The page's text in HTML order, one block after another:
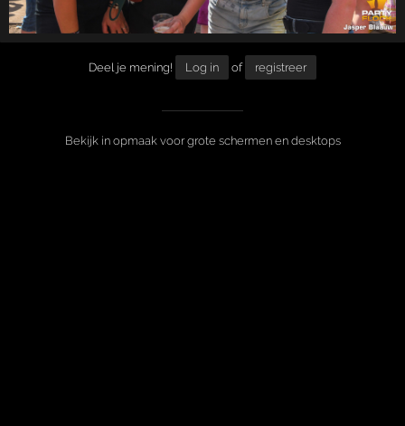
Deel je mening! Log in of registreer
Bekijk in opmaak voor grote schermen en desktops